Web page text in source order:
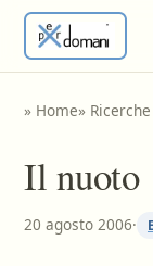
» Home»
Il nuoto
20 agosto 2006·